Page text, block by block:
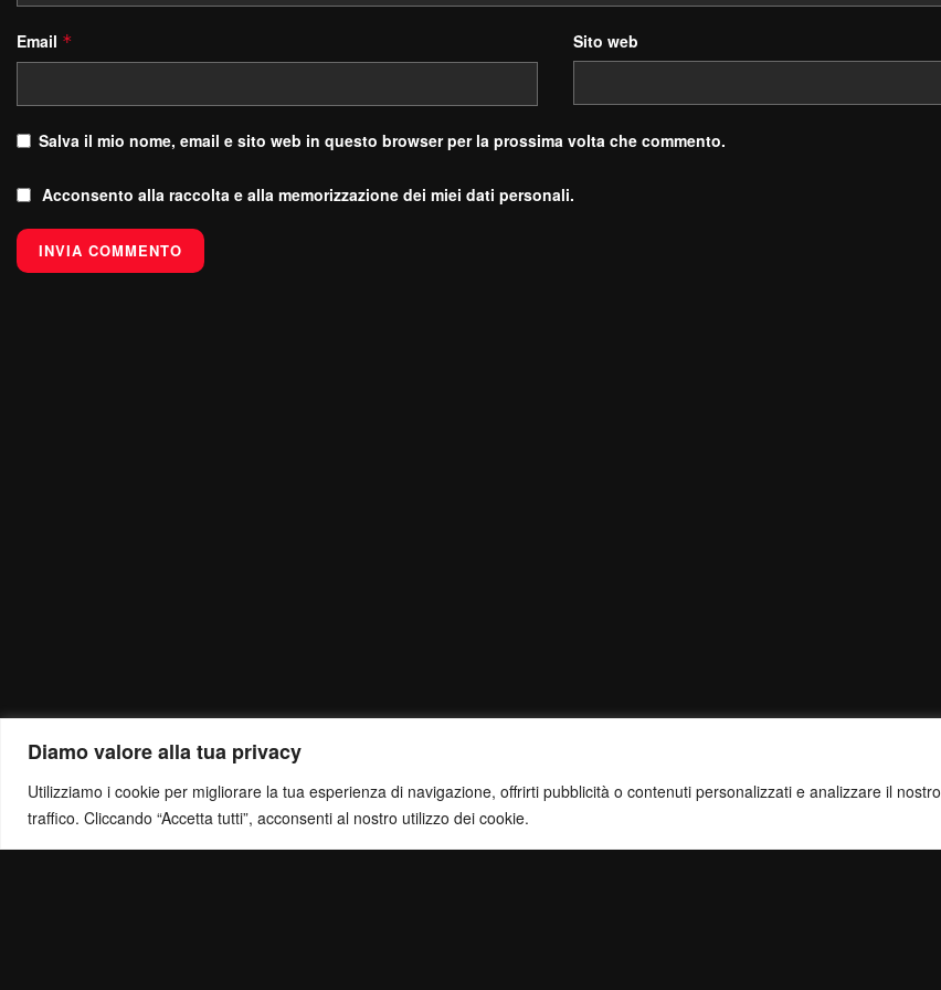
Diamo valore alla tua privacy
Utilizziamo i cookie per migliorare la tua esperienza di navigazione, offrirti pubblicità o contenuti personalizzati e analizzare il nostro
traffico. Cliccando “Accetta tutti”, acconsenti al nostro utilizzo dei cookie.
Email * Sito web
Salva il mio nome, email e sito web in questo browser per la prossima volta che commento.
Acconsento alla raccolta e alla memorizzazione dei miei dati personali.